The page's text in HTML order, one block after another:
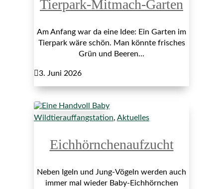
Tierpark-Mitmach-Garten
Am Anfang war da eine Idee: Ein Garten im
Tierpark wäre schön. Man könnte frisches
Grün und Beeren...
3. Juni 2026
Wildtierauffangstation, Aktuelles
Eichhörnchenaufzucht
Neben Igeln und Jung-Vögeln werden auch
immer mal wieder Baby-Eichhörnchen